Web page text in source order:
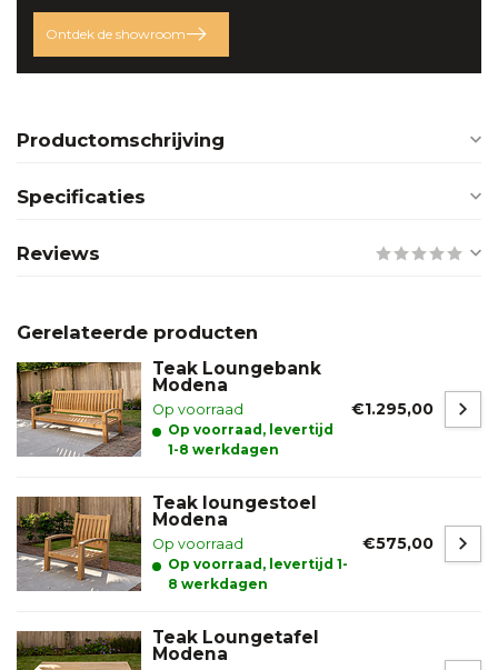
Ontdek de showroom
Productomschrijving
Specificaties
Reviews
Gerelateerde producten
Teak Loungebank
Modena
Op voorraad
Op voorraad, levertijd
1-8 werkdagen
€1.295,00
Teak loungestoel
Modena
Op voorraad
Op voorraad, levertijd 1-
8 werkdagen
€575,00
Teak Loungetafel
Modena